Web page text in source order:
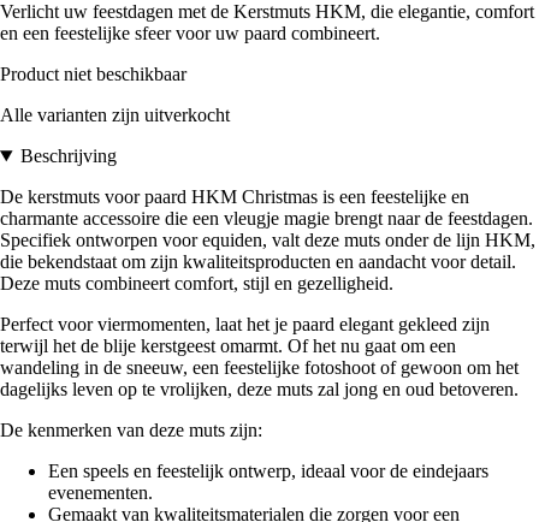
Verlicht uw feestdagen met de Kerstmuts HKM, die elegantie, comfort
en een feestelijke sfeer voor uw paard combineert.
Product niet beschikbaar
Alle varianten zijn uitverkocht
Beschrijving
De kerstmuts voor paard HKM Christmas is een feestelijke en
charmante accessoire die een vleugje magie brengt naar de feestdagen.
Specifiek ontworpen voor equiden, valt deze muts onder de lijn HKM,
die bekendstaat om zijn kwaliteitsproducten en aandacht voor detail.
Deze muts combineert comfort, stijl en gezelligheid.
Perfect voor viermomenten, laat het je paard elegant gekleed zijn
terwijl het de blije kerstgeest omarmt. Of het nu gaat om een
wandeling in de sneeuw, een feestelijke fotoshoot of gewoon om het
dagelijks leven op te vrolijken, deze muts zal jong en oud betoveren.
De kenmerken van deze muts zijn:
Een speels en feestelijk ontwerp, ideaal voor de eindejaars
evenementen.
Gemaakt van kwaliteitsmaterialen die zorgen voor een